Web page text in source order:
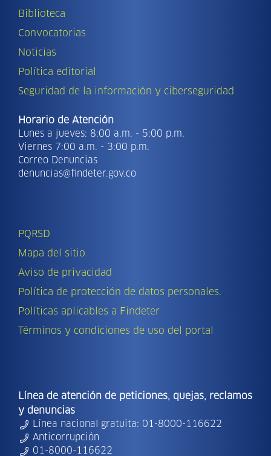
Biblioteca
Convocatorias
Noticias
Política editorial
Seguridad de la información y ciberseguridad
Horario de Atención
Lunes a jueves: 8:00 a.m. - 5:00 p.m.
Viernes 7:00 a.m. - 3:00 p.m.
Correo Denuncias
denuncias@findeter.gov.co
PQRSD
Mapa del sitio
Aviso de privacidad
Política de protección de datos personales.
Políticas aplicables a Findeter
Términos y condiciones de uso del portal
Línea de atención de peticiones, quejas, reclamos
y denuncias
Línea nacional gratuita: 01-8000-116622
Anticorrupción
01-8000-116622